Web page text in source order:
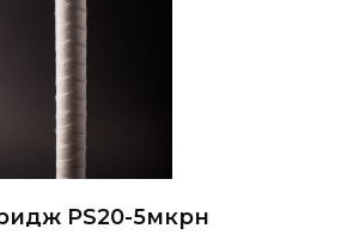
PS20-5мкрн